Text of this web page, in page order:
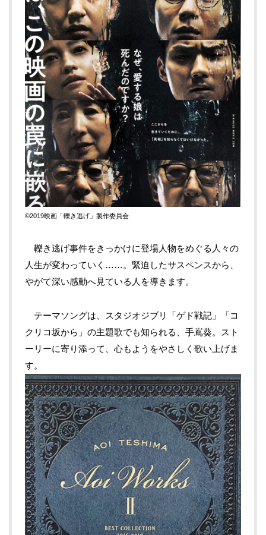
©2019映画「轢き逃げ」製作委員会
轢き逃げ事件をきっかけに登場人物をめぐる人々の
人生が変わっていく……。緊迫したサスペンスから、
やがて深い感動へ見ている人を導きます。
テーマソングは、スタジオジブリ「ゲド戦記」「コ
クリコ坂から」の主題歌でも知られる、手嶌葵。スト
ーリーに寄り添って、心もようをやさしく歌い上げま
す。